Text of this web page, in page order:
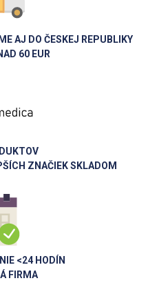
AJ DO ČESKEJ REPUBLIKY
60 EUR
ZNAČIEK SKLADOM
<24 HODÍN
FIRMA